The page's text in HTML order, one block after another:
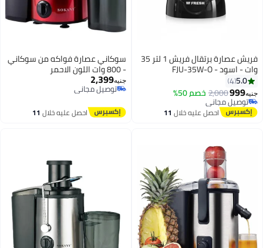
فريش عصارة برتقال فريش 1 لتر 35
وات - اسود - FJU-35W-O‏
5.0
4
جنيه999
2,000خصم 50% توصيل مجاني
بتخلّص بسرعة
توصيل مجانياحصل عليه خلال 11
سوكاني عصارة فواكه من سوكاني
- 800 وات اللون الاحمر
جنيه2,399
توصيل مجاني
توصيل مجاني
احصل عليه خلال 11